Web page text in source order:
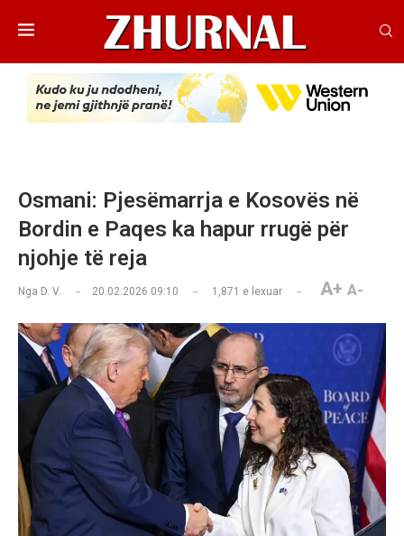
Osmani: Pjesëmarrja e Kosovës në
Bordin e Paqes ka hapur rrugë për
njohje të reja
Nga D. V. 20.02.2026 09:10 1,871 e lexuar A+ A-